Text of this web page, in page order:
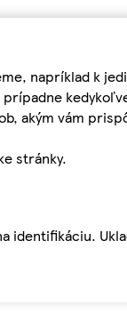
napríklad k
akým vám
stránky.